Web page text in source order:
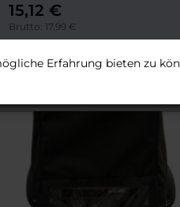
15,12 €
Brutto: 17,99 €
Erfahrung bieten zu